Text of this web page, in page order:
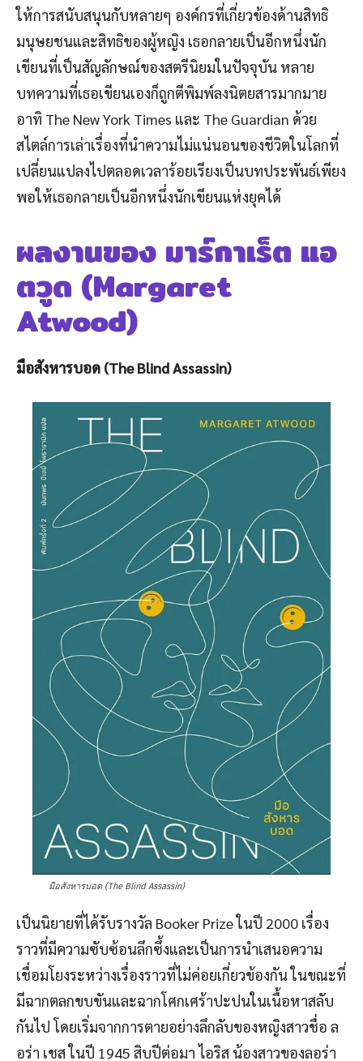
ให้การสนับสนุนกับหลายๆ องค์กรที่เกี่ยวข้องด้านสิทธิ
มนุษยชนและสิทธิของผู้หญิง เธอกลายเป็นอีกหนึ่งนัก
เขียนที่เป็นสัญลักษณ์ของสตรีนิยมในปัจจุบัน หลาย
บทความที่เธอเขียนเองก็ถูกตีพิมพ์ลงนิตยสารมากมาย
อาทิ The New York Times และ The Guardian ด้วย
สไตล์การเล่าเรื่องที่นำความไม่แน่นอนของชีวิตในโลกที่
เปลี่ยนแปลงไปตลอดเวลาร้อยเรียงเป็นบทประพันธ์เพียง
พอให้เธอกลายเป็นอีกหนึ่งนักเขียนแห่งยุคได้
ผลงานของ มาร์กาเร็ต แอ
ตวูด (Margaret
Atwood)
มือสังหารบอด (The Blind Assassin)
มือสังหารบอด (The Blind Assassin)
เป็นนิยายที่ได้รับรางวัล Booker Prize ในปี 2000 เรื่อง
ราวที่มีความซับซ้อนลึกซึ้งและเป็นการนำเสนอความ
เชื่อมโยงระหว่างเรื่องราวที่ไม่ค่อยเกี่ยวข้องกัน ในขณะที่
มีฉากตลกขบขันและฉากโศกเศร้าปะปนในเนื้อหาสลับ
กันไป โดยเริ่มจากการตายอย่างลึกลับของหญิงสาวชื่อ ล
อร่า เชส ในปี 1945 สิบปีต่อมา ไอริส น้องสาวของลอร่า